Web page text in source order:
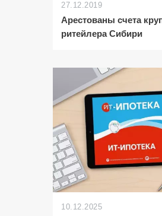
27.12.2019
Арестованы счета
ритейлера Сибири
10.12.2025